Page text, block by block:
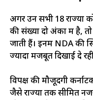
अगर उन सभी 18 राज्यों
की संख्या दो अंकों में है,
जाती हैं। इनमें NDA की
ज्यादा मजबूत दिखाई दे
विपक्ष की मौजूदगी
जैसे राज्यों तक सीमित